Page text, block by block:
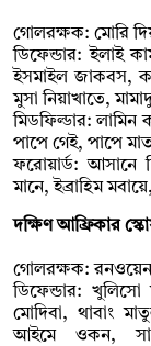
গোলরক্ষক: মোরি
ডিফেন্ডার: ইলাই
ইসমাইল জাকবস,
মুসা নিয়াখাতে,
মিডফিল্ডার: লামিন
পাপে গেই, পাপে
ফরোয়ার্ড: আসানে
মানে, ইব্রাহিম
দক্ষিণ আফ্রিকার
গোলরক্ষক: রনওয়েন
ডিফেন্ডার: খুলিসো
মোদিবা, থাবাং
আইমে ওকন,